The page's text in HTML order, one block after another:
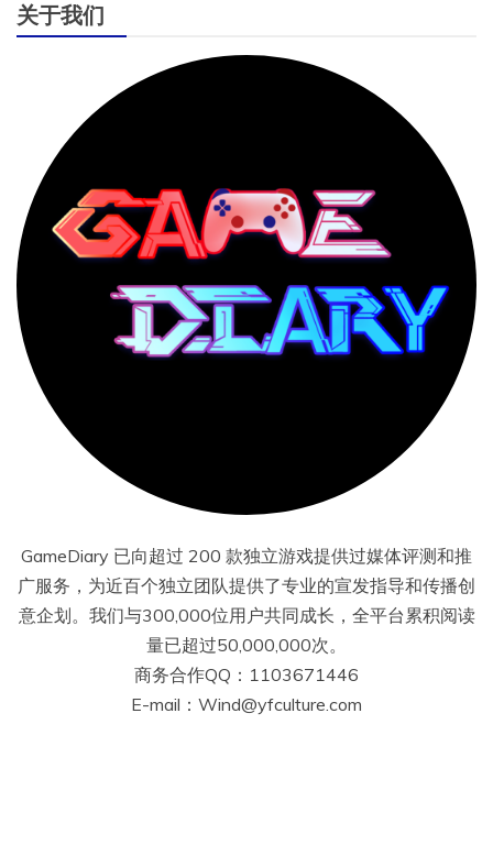
关于我们
GameDiary 已向超过 200 款独立游戏提供过媒体评测和推
广服务，为近百个独立团队提供了专业的宣发指导和传播创
意企划。我们与300,000位用户共同成长，全平台累积阅读
量已超过50,000,000次。
商务合作QQ：1103671446
E-mail：Wind@yfculture.com